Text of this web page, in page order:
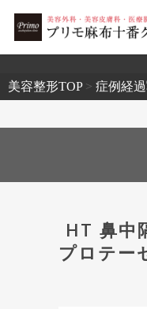
美容整形TOP> 症例経
HT 鼻中
プロテー